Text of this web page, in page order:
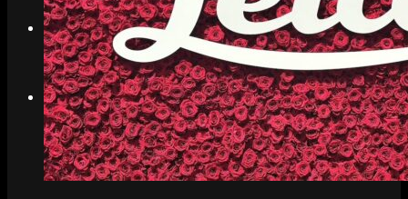
MenuMenu
Link to Instagram